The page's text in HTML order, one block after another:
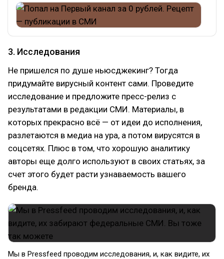
3. Исследования
Не пришелся по душе ньюсджекинг? Тогда
придумайте вирусный контент сами. Проведите
исследование и предложите пресс-релиз с
результатами в редакции СМИ. Материалы, в
которых прекрасно всё — от идеи до исполнения,
разлетаются в медиа на ура, а потом вирусятся в
соцсетях. Плюс в том, что хорошую аналитику
авторы еще долго используют в своих статьях, за
счет этого будет расти узнаваемость вашего
бренда.
Мы в Pressfeed проводим исследования, и, как видите, их